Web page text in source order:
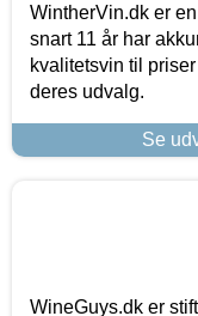
WintherVin.dk er
snart 11 år har
kvalitetsvin til
deres udvalg.
Se
WineGuys.dk er